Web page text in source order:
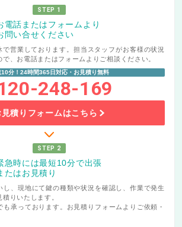
STEP 1
電話またはフォームより
問い合せください
営業しております。担当スタッフがお客様の状況
、お電話またはフォームよりご相談ください。
10分！24時間365日対応・お見積り無料
248-169
見積りフォームはこちら
STEP 2
急時には最短10分で出張
たはお見積り
し、現地にて鍵の種類や状況を確認し、作業で発生
りいたします。
も承っております。お見積りフォームよりご依頼・